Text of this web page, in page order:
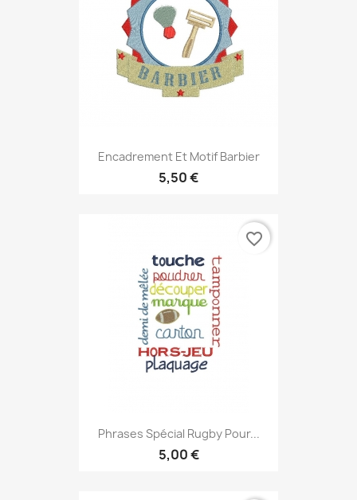
Encadrement Et Motif Barbier
5,50 €
Phrases Spécial Rugby Pour...
5,00 €
favorite_border